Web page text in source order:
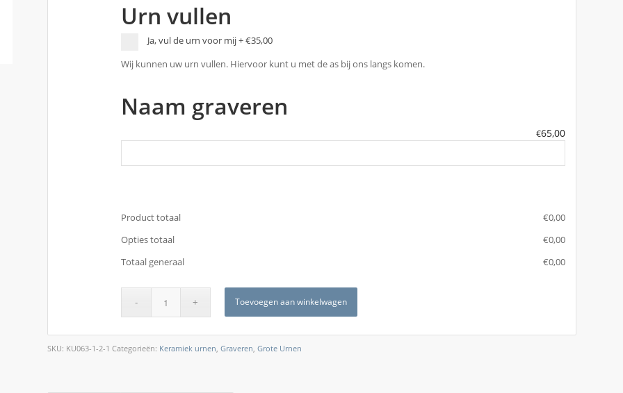
Urn vullen
Ja, vul de urn voor mij+€35,00
Wij kunnen uw urn vullen. Hiervoor kunt u met de as bij ons langs komen.
Naam graveren
€65,00
Product totaal €‎0,00
Opties totaal
€‎0,00
Totaal generaal
€‎0,00
Toevoegen aan winkelwagen
SKU: KU063-1-2-1 Categorieën: Keramiek urnen,Graveren,Grote Urnen